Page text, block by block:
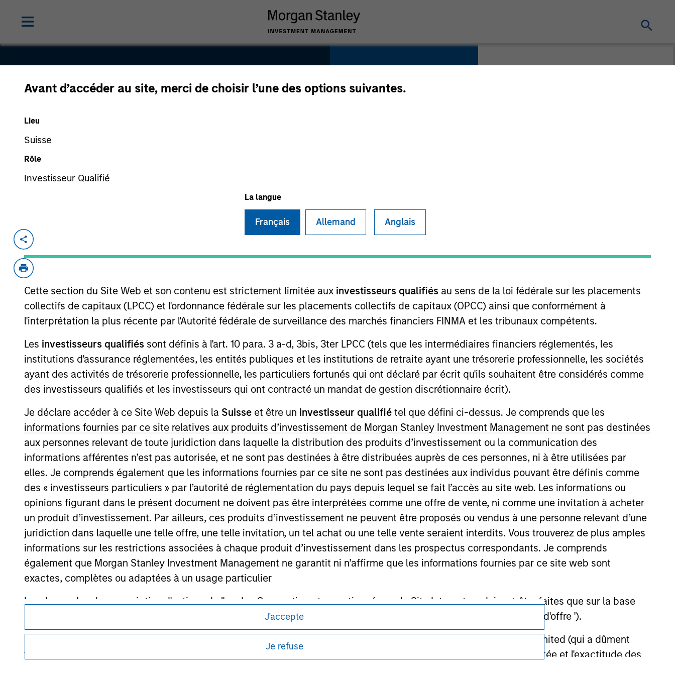
Avant d’accéder au site, merci de choisir l’une des options suivantes.
Lieu
Suisse
Rôle
Investisseur Qualifié
La langue
Français Allemand Anglais
Cette section du Site Web et son contenu est strictement limitée aux investisseurs qualifiés au sens de la loi fédérale sur les placements
collectifs de capitaux (LPCC) et l'ordonnance fédérale sur les placements collectifs de capitaux (OPCC) ainsi que conformément à
l'interprétation la plus récente par l'Autorité fédérale de surveillance des marchés financiers FINMA et les tribunaux compétents.
Les investisseurs qualifiés sont définis à l'art. 10 para. 3 a-d, 3bis, 3ter LPCC (tels que les intermédiaires financiers réglementés, les
institutions d'assurance réglementées, les entités publiques et les institutions de retraite ayant une trésorerie professionnelle, les sociétés
ayant des activités de trésorerie professionnelle, les particuliers fortunés qui ont déclaré par écrit qu'ils souhaitent être considérés comme
des investisseurs qualifiés et les investisseurs qui ont contracté un mandat de gestion discrétionnaire écrit).
Je déclare accéder à ce Site Web depuis la Suisse et être un investisseur qualifié tel que défini ci-dessus. Je comprends que les
informations fournies par ce site relatives aux produits d’investissement de Morgan Stanley Investment Management ne sont pas destinées
aux personnes relevant de toute juridiction dans laquelle la distribution des produits d’investissement ou la communication des
informations afférentes n’est pas autorisée, et ne sont pas destinées à être distribuées auprès de ces personnes, ni à être utilisées par
elles. Je comprends également que les informations fournies par ce site ne sont pas destinées aux individus pouvant être définis comme
des « investisseurs particuliers » par l’autorité de réglementation du pays depuis lequel se fait l’accès au site web. Les informations ou
opinions figurant dans le présent document ne doivent pas être interprétées comme une offre de vente, ni comme une invitation à acheter
un produit d’investissement. Par ailleurs, ces produits d’investissement ne peuvent être proposés ou vendus à une personne relevant d’une
juridiction dans laquelle une telle offre, une telle invitation, un tel achat ou une telle vente seraient interdits. Vous trouverez de plus amples
informations sur les restrictions associées à chaque produit d’investissement dans les prospectus correspondants. Je comprends
également que Morgan Stanley Investment Management ne garantit ni n’affirme que les informations fournies par ce site web sont
exactes, complètes ou adaptées à un usage particulier
Les demandes de souscription d'actions de l'un des Compartiments mentionnés sur le Site Internet ne doivent être faites que sur la base
des informations contenues dans le Prospectus, le Rapport annuel et le Rapport semestriel respectifs (' Documents d'offre ').
Les informations présentées sur le site Web sont, à la connaissance de Morgan Stanley Investment Management Limited (qui a dûment
veillé à ce que ce soit le cas), conformes à la réalité et ne comportent aucune omission susceptible d'affecter la portée et l'exactitude des
J'accepte
Je refuse
Technology
Aug 2017
First
A leading online marketplace for voiceover talent and other audio products and services.
View Current Employment Opportunities
View Site
Morgan Stanley Expansion Capital
As of July 25, 2025. The above is provided for informational and educational purposes only. There is no guarantee that the investment mentioned
resulted in positive performance (for realized holdings), or will perform well in the future (for current holdings). The trademarks and service marks
above are the property of their respective owners. The information on this website has not been authorized, sponsored, or otherwise approved by
only as a convenience and the inclusion of any hyperlink is not and does not imply any endorsement, approval, investigation, verification or
monitoring by us of any information contained in any hyperlinked site. In no event shall we be responsible for the information contained on the site
or your use of such site.
Morgan Stanley
Morgan Stanley Careers
Ce document est une communication promotionnelle.
des informations relatives aux produits d’investissement de Morgan Stanley Investment Management.
Your Privacy Choices
Conditions d'utilisation